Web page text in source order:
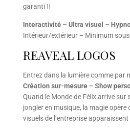
garanti !!
Interactivité – Ultra visuel –
Intérieur/extérieur – Minimum
REAVEAL LOGOS
Entrez dans la lumière comme par
Création sur-mesure – Show
Quand le Monde de Félix arrive sur
jongler en musique, la magie opère
visuels de l’entreprise apparaissent